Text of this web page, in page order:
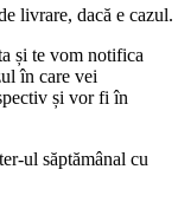
livrare, dacă e cazul.
și te vom notifica
în care vei
și vor fi în
ul săptămânal cu